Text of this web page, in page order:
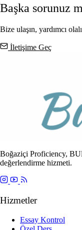
Başka sorunuz
Bize ulaşın, yardımcı
İletişime Geç
Boğaziçi Proficiency,
değerlendirme hizmeti.
Hizmetler
Essay Kontrol